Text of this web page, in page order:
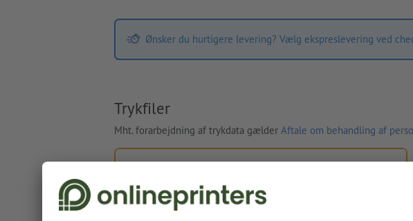
Ønsker du hurtigere levering? Vælg ekspreslevering ved
Trykfiler
Mht. forarbejdning af trykdata gælder Aftale om behandling af